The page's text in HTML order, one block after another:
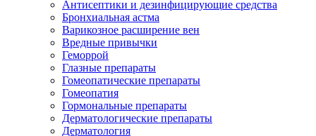
Антисептики и дезинфицирующие средства
Бронхиальная астма
Варикозное расширение вен
Вредные привычки
Геморрой
Глазные препараты
Гомеопатические препараты
Гомеопатия
Гормональные препараты
Дерматологические препараты
Дерматология